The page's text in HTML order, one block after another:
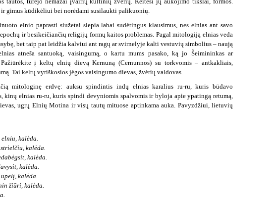
gimus kūdikėliui bei norėdami susilaukti palikuonių.
elnio paprasti siužetai slepia labai sudėtingus klausimus, nes elnias ant savo
ir besikeičiančių religijų formų kaitos problemas. Pagal mitologiją elnias veda
bet taip pat leidžia kalviui ant ragų ar svirnelyje kalti vestuvių simbolius – naują
atneša santuoką, vaisingumą, o kartu mums pasako, ką jo Šeimininkas ar
į keltų elnių dievą Kernuną (Cernunnos) su torkvomis – antkakliais,
Tai keltų vyriškosios jėgos vaisingumo dievas, žvėrių valdovas.
mitologinę erdvę: auksu spindintis indų elnias karalius ru-ru, kuris būdavo
kinų elnias ru-ru, kuris spindi devyniomis spalvomis ir byloja apie ypatingą retumą,
ugrų Elnių Motina ir visų tautų mituose aptinkama auka. Pavyzdžiui, lietuvių
kalėda.
kalėda.
kalėda.
kalėda.
kalėda.
žiūri, kalėda.